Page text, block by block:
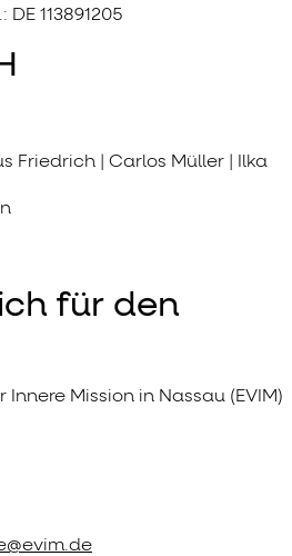
113891205
Friedrich | Carlos Müller | Ilka
für den
Mission in Nassau (EVIM)